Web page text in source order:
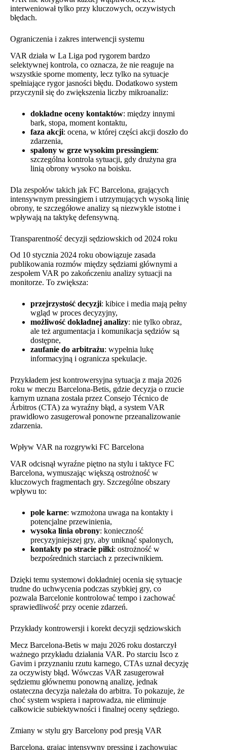
interweniował tylko przy kluczowych, oczywistych
błędach.
Ograniczenia i zakres interwencji systemu
VAR działa w La Liga pod rygorem bardzo
selektywnej kontrola, co oznacza, że nie reaguje na
wszystkie sporne momenty, lecz tylko na sytuacje
spełniające rygor jasności błędu. Dodatkowo system
przyczynił się do zwiększenia liczby mikroanaliz:
dokładne oceny kontaktów: między innymi
bark, stopa, moment kontaktu,
faza akcji: ocena, w której części akcji doszło do
zdarzenia,
spalony w grze wysokim pressingiem:
szczególna kontrola sytuacji, gdy drużyna gra
linią obrony wysoko na boisku.
Dla zespołów takich jak FC Barcelona, grających
intensywnym pressingiem i utrzymujących wysoką linię
obrony, te szczegółowe analizy są niezwykle istotne i
wpływają na taktykę defensywną.
Transparentność decyzji sędziowskich od 2024 roku
Od 10 stycznia 2024 roku obowiązuje zasada
publikowania rozmów między sędziami głównymi a
zespołem VAR po zakończeniu analizy sytuacji na
monitorze. To zwiększa:
przejrzystość decyzji: kibice i media mają pełny
wgląd w proces decyzyjny,
możliwość dokładnej analizy: nie tylko obraz,
ale też argumentacja i komunikacja sędziów są
dostępne,
zaufanie do arbitrażu: wypełnia lukę
informacyjną i ogranicza spekulacje.
Przykładem jest kontrowersyjna sytuacja z maja 2026
roku w meczu Barcelona-Betis, gdzie decyzja o rzucie
karnym uznana została przez Consejo Técnico de
Árbitros (CTA) za wyraźny błąd, a system VAR
prawidłowo zasugerował ponowne przeanalizowanie
zdarzenia.
Wpływ VAR na rozgrywki FC Barcelona
VAR odcisnął wyraźne piętno na stylu i taktyce FC
Barcelona, wymuszając większą ostrożność w
kluczowych fragmentach gry. Szczególne obszary
wpływu to:
pole karne: wzmożona uwaga na kontakty i
potencjalne przewinienia,
wysoka linia obrony: konieczność
precyzyjniejszej gry, aby uniknąć spalonych,
kontakty po stracie piłki: ostrożność w
bezpośrednich starciach z przeciwnikiem.
Dzięki temu systemowi dokładniej ocenia się sytuacje
trudne do uchwycenia podczas szybkiej gry, co
pozwala Barcelonie kontrolować tempo i zachować
sprawiedliwość przy ocenie zdarzeń.
Przykłady kontrowersji i korekt decyzji sędziowskich
Mecz Barcelona-Betis w maju 2026 roku dostarczył
ważnego przykładu działania VAR. Po starciu Isco z
Gavim i przyznaniu rzutu karnego, CTAs uznał decyzję
za oczywisty błąd. Wówczas VAR zasugerował
sędziemu głównemu ponowną analizę, jednak
ostateczna decyzja należała do arbitra. To pokazuje, że
choć system wspiera i naprowadza, nie eliminuje
całkowicie subiektywności i finalnej oceny sędziego.
Zmiany w stylu gry Barcelony pod presją VAR
Barcelona, grając intensywny pressing i zachowując